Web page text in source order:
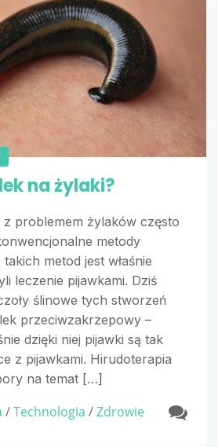
na żylaki?
problemem żylaków często
metody
metod jest właśnie
leczenie pijawkami. Dziś
ślinowe tych stworzeń
przeciwzakrzepowy –
dzięki niej pijawki są tak
z pijawkami. Hirudoterapia
na temat […]
/Technologia /Zdrowie